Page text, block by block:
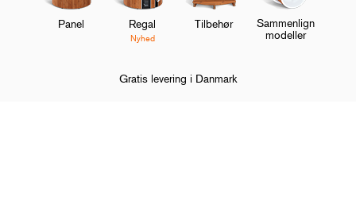
Panel Regal
Nyhed
Tilbehør
Sammenlign
modeller
Gratis levering i Danmark